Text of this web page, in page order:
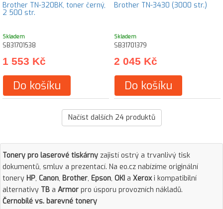
Brother TN-320BK, toner černý,
2 500 str.
Skladem
SB31701538
1 553 Kč
Do košíku
Brother TN-3430 (3000 str.)
Skladem
SB31701379
2 045 Kč
Do košíku
Načíst dalších 24produktů
Tonery pro laserové tiskárny zajistí ostrý a trvanlivý tisk
dokumentů, smluv a prezentací. Na eo.cz nabízíme originální
tonery HP, Canon, Brother, Epson, OKI a Xeroxi kompatibilní
alternativy TB a Armor pro úsporu provozních nákladů.
Černobílé vs. barevné tonery